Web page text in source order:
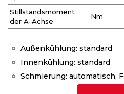
Stillstandsmoment
der A-Achse
Nm
Außenkühlung: standard
Innenkühlung: standard
Schmierung: automatisch,